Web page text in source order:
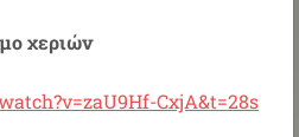
χεριών
CxjA&t=28s